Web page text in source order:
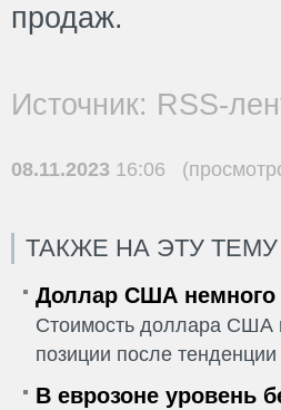
продаж.
Источник: RSS-
08.11.2023 16:06
ТАКЖЕ НА ЭТУ ТЕМУ
Доллар США немного
Стоимость доллара США
позиции после
В еврозоне уровень